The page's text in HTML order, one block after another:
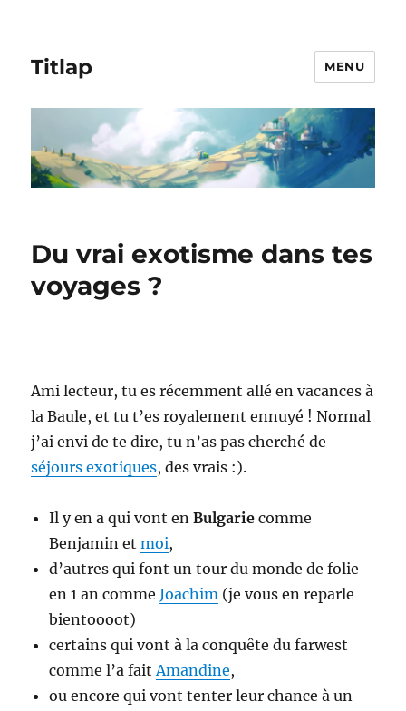
Titlap MENU
Du vrai exotisme dans tes
voyages ?
Ami lecteur, tu es récemment allé en vacances à
la Baule, et tu t’es royalement ennuyé ! Normal
j’ai envi de te dire, tu n’as pas cherché de
séjours exotiques, des vrais :).
Il y en a qui vont enBulgarie comme
Benjamin etmoi,
d’autres qui font un tour du monde de folie
en 1 an commeJoachim (je vous en reparle
bientoooot)
certains qui vont à la conquête du farwest
comme l’a faitAmandine,
ou encore qui vont tenter leur chance à un